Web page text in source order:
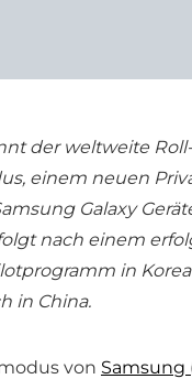
der weltweite
einem neuen
Galaxy
nach einem
in
in China.
von Samsung